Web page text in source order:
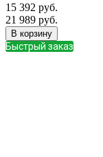
15 392 руб.
21 989 руб.
В корзину
Быстрый заказ